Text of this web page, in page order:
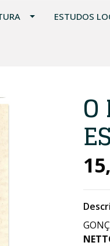
ESTUDOS